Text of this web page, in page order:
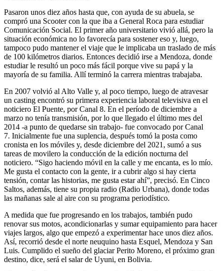
Pasaron unos diez años hasta que, con ayuda de su abuela, se
compró una Scooter con la que iba a General Roca para estudiar
Comunicación Social. El primer año universitario vivió allá, pero la
situación económica no lo favorecía para sostener eso y, luego,
tampoco pudo mantener el viaje que le implicaba un traslado de más
de 100 kilómetros diarios. Entonces decidió irse a Mendoza, donde
estudiar le resultó un poco más fácil porque vive su papá y la
mayoría de su familia. Allí terminó la carrera mientras trabajaba.
En 2007 volvió al Alto Valle y, al poco tiempo, luego de atravesar
un casting encontró su primera experiencia laboral televisiva en el
noticiero El Puente, por Canal 8. En el período de diciembre a
marzo no tenía transmisión, por lo que llegado el último mes del
2014 -a punto de quedarse sin trabajo- fue convocado por Canal
7. Inicialmente fue una suplencia, después tomó la posta como
cronista en los móviles y, desde diciembre del 2021, sumó a sus
tareas de movilero la conducción de la edición nocturna del
noticiero. “Sigo haciendo móvil en la calle y me encanta, es lo mío.
Me gusta el contacto con la gente, ir a cubrir algo si hay cierta
tensión, contar las historias, me gusta estar ahí”, precisó. En Cinco
Saltos, además, tiene su propia radio (Radio Urbana), donde todas
las mañanas sale al aire con su programa periodístico.
A medida que fue progresando en los trabajos, también pudo
renovar sus motos, acondicionarlas y sumar equipamiento para hacer
viajes largos, algo que empezó a experimentar hace unos diez años.
Así, recorrió desde el norte neuquino hasta Esquel, Mendoza y San
Luis. Cumplido el sueño del glaciar Perito Moreno, el próximo gran
destino, dice, será el salar de Uyuni, en Bolivia.